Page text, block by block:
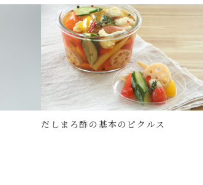
だしまろ酢の基本のピクルス